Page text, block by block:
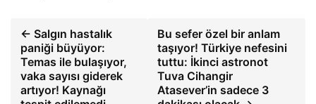
← Salgın hastalık
paniği büyüyor:
Temas ile bulaşıyor,
vaka sayısı giderek
artıyor! Kaynağı
Bu sefer özel bir anlam
taşıyor! Türkiye nefesini
tuttu: İkinci astronot
Tuva Cihangir
Atasever’in sadece 3